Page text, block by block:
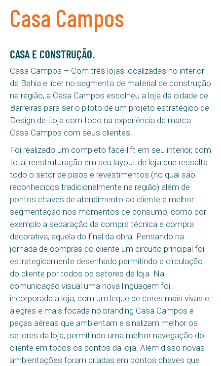
Casa Campos
CASA E CONSTRUÇÃO.
Casa Campos – Com três lojas localizadas no interior
da Bahia e líder no segmento de material de construção
na região, a Casa Campos escolheu a loja da cidade de
Barreiras para ser o piloto de um projeto estratégico de
Design de Loja com foco na experiência da marca
Casa Campos com seus clientes.
Foi realizado um completo face-lift em seu interior, com
total reestruturação em seu layout de loja que ressalta
todo o setor de pisos e revestimentos (no qual são
reconhecidos tradicionalmente na região) além de
pontos chaves de atendimento ao cliente e melhor
segmentação nos momentos de consumo, como por
exemplo a separação da compra técnica e compra
decorativa, aquela do final da obra. Pensando na
jornada de compras do cliente um circuito principal foi
estrategicamente desenhado permitindo a circulação
do cliente por todos os setores da loja. Na
comunicação visual uma nova linguagem foi
incorporada a loja, com um leque de cores mais vivas e
alegres e mais focada no branding Casa Campos e
peças aéreas que ambientam e sinalizam melhor os
setores da loja, permitindo uma melhor navegação do
cliente em todos os pontos da loja. Além disso novas
ambientações foram criadas em pontos chaves que